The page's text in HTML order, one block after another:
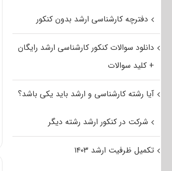
دفترچه کارشناسی ارشد بدون کنکور
دانلود سوالات کنکور کارشناسی ارشد رایگان
+ کلید سوالات
آیا رشته کارشناسی و ارشد باید یکی باشد؟
شرکت در کنکور ارشد رشته دیگر
تکمیل ظرفیت ارشد ۱۴۰۳